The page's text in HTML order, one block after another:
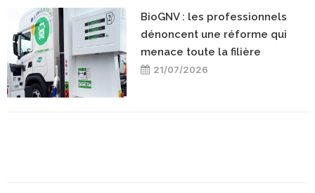
BioGNV : les professionnels
dénoncent une réforme qui
menace toute la filière
21/07/2026